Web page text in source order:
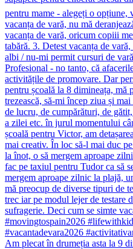
Am plecat în drumeția asta la 9